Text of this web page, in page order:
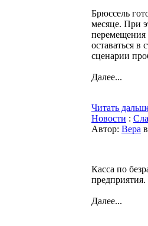
Брюссель
месяце. При
оставаться
сценарии
Далее...
Читать
Новости :
Автор: Bepa
Касса по
предприятия.
Далее...